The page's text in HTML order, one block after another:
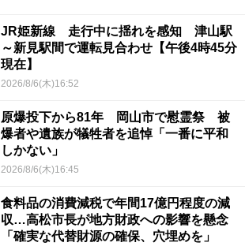
JR姫新線 走行中に揺れを感知 津山駅
～新見駅間で運転見合わせ【午後4時45分
現在】
2026/8/6(木)16:52
原爆投下から81年 岡山市で慰霊祭 被
爆者や遺族が犠牲者を追悼「一番に平和
しかない」
2026/8/6(木)16:45
食料品の消費減税で年間17億円程度の減
収…高松市長が地方財政への影響を懸念
「確実な代替財源の確保、穴埋めを」